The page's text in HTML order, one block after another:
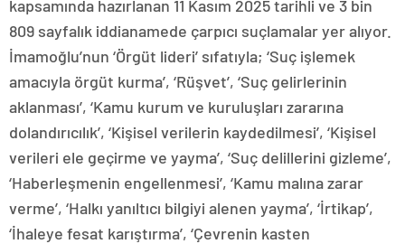
kapsamında hazırlanan 11 Kasım 2025 tarihli ve 3 bin
809 sayfalık iddianamede çarpıcı suçlamalar yer alıyor.
İmamoğlu’nun ‘Örgüt lideri’ sıfatıyla; ‘Suç işlemek
amacıyla örgüt kurma’, ‘Rüşvet’, ‘Suç gelirlerinin
aklanması’, ‘Kamu kurum ve kuruluşları zararına
dolandırıcılık’, ‘Kişisel verilerin kaydedilmesi’, ‘Kişisel
verileri ele geçirme ve yayma’, ‘Suç delillerini gizleme’,
‘Haberleşmenin engellenmesi’, ‘Kamu malına zarar
verme’, ‘Halkı yanıltıcı bilgiyi alenen yayma’, ‘İrtikap’,
‘İhaleye fesat karıştırma’, ‘Çevrenin kasten